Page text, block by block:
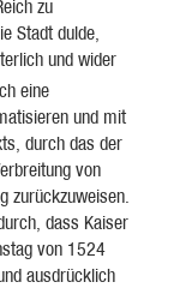
zu
Stadt dulde,
und wider
eine
und mit
durch das der
von
zurückzuweisen.
dass Kaiser
von 1524
ausdrücklich